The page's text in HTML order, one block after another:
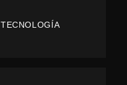
TECNOLOGÍA